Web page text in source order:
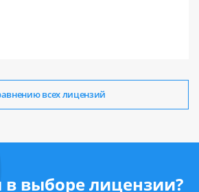
всех лицензий
в выборе лицензии?